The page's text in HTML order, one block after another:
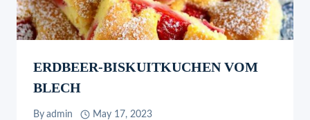
ERDBEER-BISKUITKUCHEN VOM
BLECH
By admin May 17, 2023